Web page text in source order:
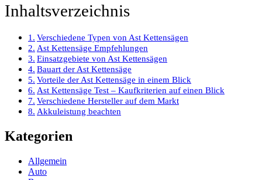
Inhaltsverzeichnis
Verschiedene Typen von Ast Kettensägen
Ast Kettensäge Empfehlungen
Einsatzgebiete von Ast Kettensägen
Bauart der Ast Kettensäge
Vorteile der Ast Kettensäge in einem Blick
Ast Kettensäge Test – Kaufkriterien auf einen Blick
Verschiedene Hersteller auf dem Markt
Akkuleistung beachten
Kategorien
Allgemein
Auto